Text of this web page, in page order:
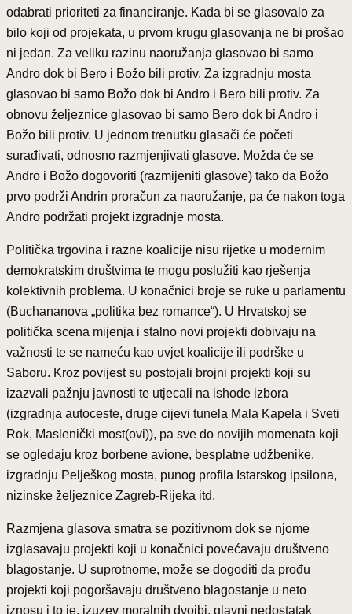
odabrati prioriteti za financiranje. Kada bi se glasovalo za
bilo koji od projekata, u prvom krugu glasovanja ne bi prošao
ni jedan. Za veliku razinu naoružanja glasovao bi samo
Andro dok bi Bero i Božo bili protiv. Za izgradnju mosta
glasovao bi samo Božo dok bi Andro i Bero bili protiv. Za
obnovu željeznice glasovao bi samo Bero dok bi Andro i
Božo bili protiv. U jednom trenutku glasači će početi
surađivati, odnosno razmjenjivati glasove. Možda će se
Andro i Božo dogovoriti (razmijeniti glasove) tako da Božo
prvo podrži Andrin proračun za naoružanje, pa će nakon toga
Andro podržati projekt izgradnje mosta.
Politička trgovina i razne koalicije nisu rijetke u modernim
demokratskim društvima te mogu poslužiti kao rješenja
kolektivnih problema. U konačnici broje se ruke u parlamentu
(Buchananova „politika bez romance“). U Hrvatskoj se
politička scena mijenja i stalno novi projekti dobivaju na
važnosti te se nameću kao uvjet koalicije ili podrške u
Saboru. Kroz povijest su postojali brojni projekti koji su
izazvali pažnju javnosti te utjecali na ishode izbora
(izgradnja autoceste, druge cijevi tunela Mala Kapela i Sveti
Rok, Maslenički most(ovi)), pa sve do novijih momenata koji
se ogledaju kroz borbene avione, besplatne udžbenike,
izgradnju Pelješkog mosta, punog profila Istarskog ipsilona,
nizinske željeznice Zagreb-Rijeka itd.
Razmjena glasova smatra se pozitivnom dok se njome
izglasavaju projekti koji u konačnici povećavaju društveno
blagostanje. U suprotnome, može se dogoditi da prođu
projekti koji pogoršavaju društveno blagostanje u neto
iznosu i to je, izuzev moralnih dvojbi, glavni nedostatak